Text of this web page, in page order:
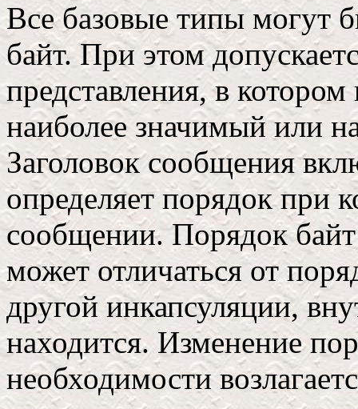
Все базовые типы могут
байт. При этом
представления, в
наиболее значимый или
Заголовок сообщения
определяет порядок при
сообщении. Порядок
может отличаться от
другой инкапсуляции,
находится. Изменение
необходимости